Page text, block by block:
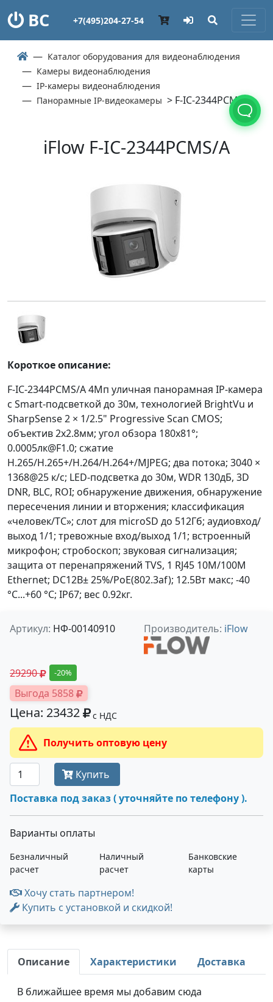
ВС +7(495)204-27-54
Каталог оборудования для видеонаблюдения
Камеры видеонаблюдения
IP-камеры видеонаблюдения
Панорамные IP-видеокамеры > F-IC-2344PCMS/A
iFlow F-IC-2344PCMS/A
Короткое описание:
F-IC-2344PCMS/A 4Мп уличная панорамная IP-камера
с Smart-подсветкой до 30м, технологией BrightVu и
SharpSense 2 × 1/2.5" Progressive Scan CMOS;
объектив 2x2.8мм; угол обзора 180x81°;
0.0005лк@F1.0; сжатие
H.265/H.265+/H.264/H.264+/MJPEG; два потока; 3040 ×
1368@25 к/с; LED-подсветка до 30м, WDR 130дБ, 3D
DNR, BLC, ROI; обнаружение движения, обнаружение
пересечения линии и вторжения; классификация
«человек/ТС»; слот для microSD до 512Гб; аудиовход/
выход 1/1; тревожные вход/выход 1/1; встроенный
микрофон; стробоскоп; звуковая сигнализация;
защита от перенапряжений TVS, 1 RJ45 10M/100M
Ethernet; DC12В± 25%/PoE(802.3af); 12.5Вт макс; -40
°C...+60 °C; IP67; вес 0.92кг.
Артикул: НФ-00140910 Производитель: iFlow
29290 -20%
Выгода 5858
Цена: 23432 с НДС
Получить оптовую цену
Купить
Поставка под заказ ( уточняйте по телефону ).
Варианты оплаты
Безналичный
расчет
Наличный
расчет
Банковские
карты
Хочу стать партнером!
Купить с установкой и скидкой!
Описание Характеристики Доставка
В ближайшее время мы добавим сюда